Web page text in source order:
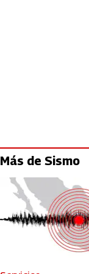
Más de Sismo